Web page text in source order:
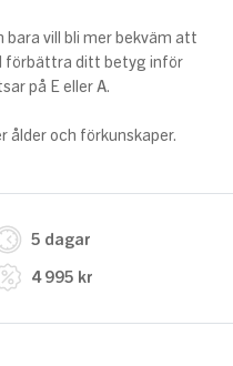
bara vill bli mer bekväm att
förbättra ditt betyg inför
på E eller A.
ålder och förkunskaper.
5 dagar
4 995 kr